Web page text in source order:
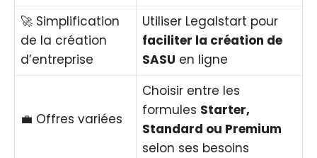
🚀 Simplification
de la création
d’entreprise
Utiliser Legalstart pour
faciliter la création de
SASU en ligne
💼 Offres variées
Choisir entre les
formules Starter,
Standard ou Premium
selon ses besoins